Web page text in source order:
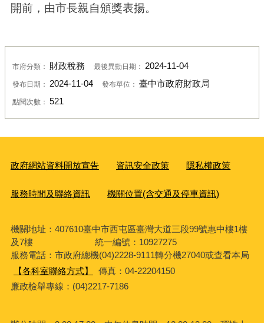
開前，由市長親自頒獎表揚。
市府分類： 財政稅務 最後異動日期： 2024-11-04
發布日期： 2024-11-04 發布單位： 臺中市政府財政局
點閱次數： 521
政府網站資料開放宣告 資訊安全政策 隱私權政策
服務時間及聯絡資訊 機關位置(含交通及停車資訊)
機關地址：407610臺中市西屯區臺灣大道三段99號惠中樓1樓
及7樓 統一編號：10927275
服務電話：市政府總機(04)2228-9111轉分機27040或查看本局
【各科室聯絡方式】
傳真：04-22204150
廉政檢舉專線：(04)2217-7186